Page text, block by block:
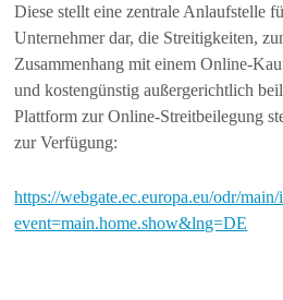
Diese stellt eine zentrale Anlaufstelle
Unternehmer dar, die Streitigkeiten,
Zusammenhang mit einem Online-
und kostengünstig außergerichtlich
Plattform zur Online-Streitbeilegung
zur Verfügung:
https://webgate.ec.europa.eu/odr/
event=main.home.show&lng=DE